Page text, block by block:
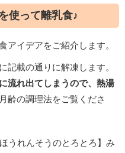
使って離乳食♪
アイデアをご紹介します。
記載の通りに解凍します。
流れ出てしまうので、熱湯
齢の調理法をご覧くださ
れんそうのとろとろ】み